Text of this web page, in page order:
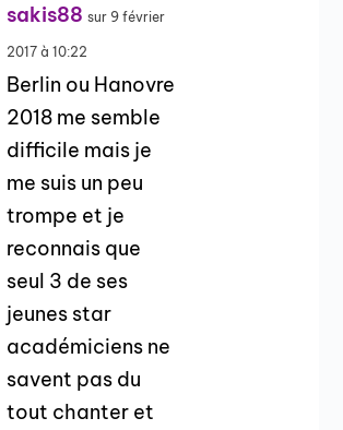
sakis88 sur 9 février
2017 à 10:22
Berlin ou Hanovre
2018 me semble
difficile mais je
me suis un peu
trompe et je
reconnais que
seul 3 de ses
jeunes star
académiciens ne
savent pas du
tout chanter et